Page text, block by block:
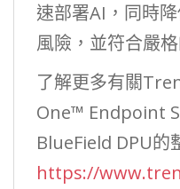
速部署AI，同時
風險，並符合嚴
了解更多有關
One™ Endpoint
BlueField DPU的
https://